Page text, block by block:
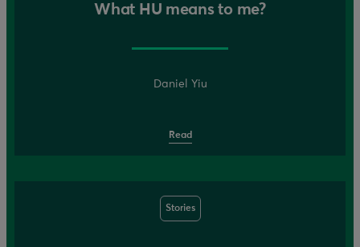
What HU means to me?
Daniel Yiu
Read
Stories